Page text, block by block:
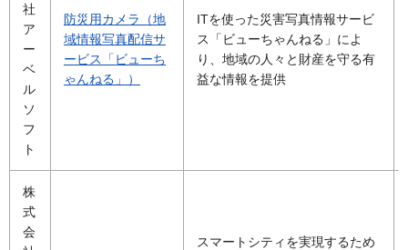
社
ア
ー
ベ
ル
ソ
フ
ト
防災用カメラ（地
域情報写真配信サ
ービス「ビューち
ゃんねる」）
ITを使った災害写真情報サービ
ス「ビューちゃんねる」によ
り、地域の人々と財産を守る有
益な情報を提供
株
式
会
スマートシティを実現するため